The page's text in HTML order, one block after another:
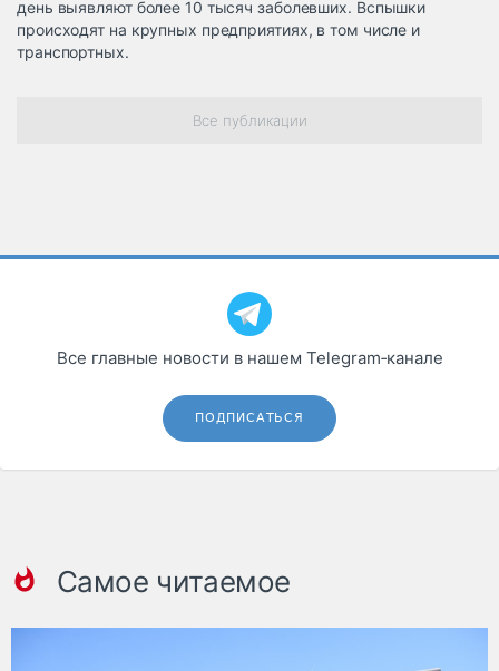
терминалы
Коммерческий
день выявляют более 10 тысяч заболевших. Вспышки
происходят на крупных предприятиях, в том числе и
транспортных.
Все публикации
Все главные новости в нашем Telegram‑канале
ПОДПИСАТЬСЯ
Самое читаемое